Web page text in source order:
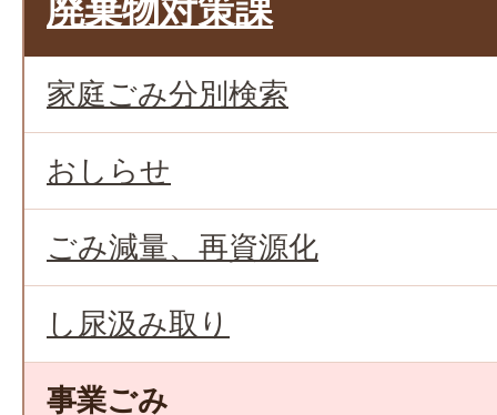
廃棄物対策課
家庭ごみ分別検索
おしらせ
ごみ減量、再資源化
し尿汲み取り
事業ごみ